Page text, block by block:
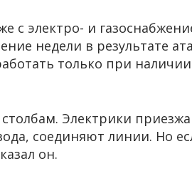
с электро- и
недели в результате
только при
Электрики
соединяют линии. Но
он.